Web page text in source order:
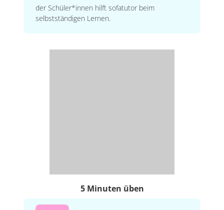
der Schüler*innen hilft sofatutor beim
selbstständigen Lernen.
5 Minuten üben